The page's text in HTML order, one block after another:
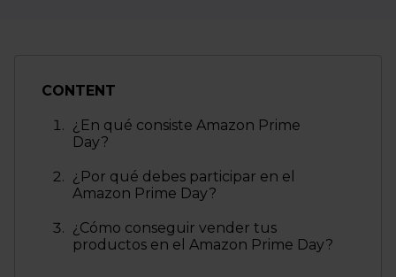
CONTENT
¿En qué consiste Amazon Prime
Day?
¿Por qué debes participar en el
Amazon Prime Day?
¿Cómo conseguir vender tus
productos en el Amazon Prime Day?